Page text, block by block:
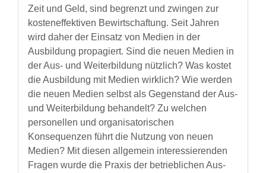
Zeit und Geld, sind begrenzt und zwingen zur
kosteneffektiven Bewirtschaftung. Seit Jahren
wird daher der Einsatz von Medien in der
Ausbildung propagiert. Sind die neuen Medien in
der Aus- und Weiterbildung nützlich? Was kostet
die Ausbildung mit Medien wirklich? Wie werden
die neuen Medien selbst als Gegenstand der Aus-
und Weiterbildung behandelt? Zu welchen
personellen und organisatorischen
Konsequenzen führt die Nutzung von neuen
Medien? Mit diesen allgemein interessierenden
Fragen wurde die Praxis der betrieblichen Aus-